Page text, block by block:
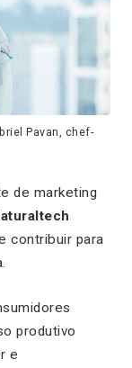
chef-
de marketing
contribuir para
produtivo
e